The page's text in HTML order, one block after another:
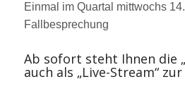
Einmal im Quartal mittwochs
Fallbesprechung
Ab sofort steht Ihnen die
auch als „Live-Stream“